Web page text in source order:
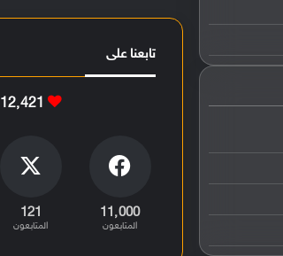
تابعنا على
12٬421
11٬000
المتابعون
121
المتابعون